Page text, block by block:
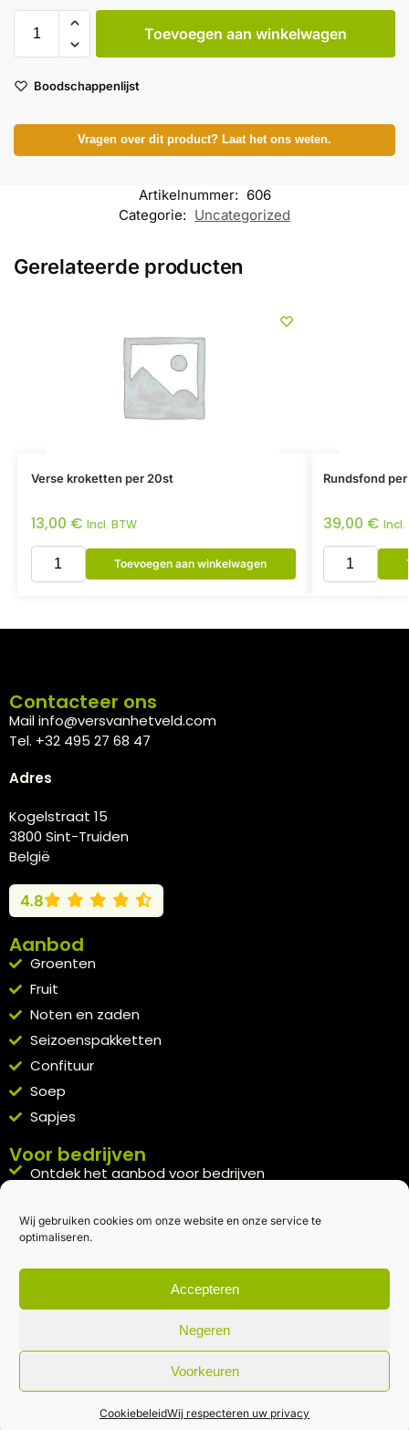
Wij gebruiken cookies om onze website en onze service te
optimaliseren.
Accepteren
Negeren
Voorkeuren
CookiebeleidWij respecteren uw privacy
Toevoegen aan winkelwagen
Boodschappenlijst
Vragen over dit product? Laat het ons weten.
Artikelnummer: 606
Categorie: Uncategorized
Gerelateerde producten
Verse kroketten per 20st
13,00 € Incl. BTW
Toevoegen aan winkelwagen
Rundsfond
39,00 € Incl.
Contacteer ons
Mail info@versvanhetveld.com
Tel. +32 495 27 68 47
Adres
Kogelstraat 15
3800 Sint-Truiden
België
4.8
Aanbod
Groenten
Fruit
Noten en zaden
Seizoenspakketten
Confituur
Soep
Sapjes
Voor bedrijven
Ontdek het aanbod voor bedrijven
Kennismakingspakket aanvragen
Blijft op de hoogte
Rechtstreeks van het veld naar je inbox.
Inschrijven nieuwsbrief
Algemene voorwaarden|Privacybeleid| gemaakt met door
creativitijd